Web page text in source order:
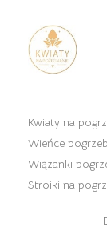
Kwiaty na
Wieńce
Wiązanki
Stroiki na